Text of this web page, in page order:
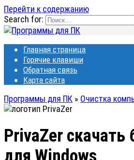
Перейти к содержанию
Search for:
Главная страница
Горячие клавиши
Обратная связь
Карта сайта
Программы для ПК » Очистка
PrivaZer скачать